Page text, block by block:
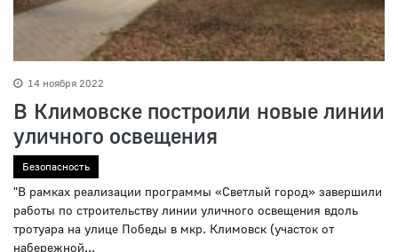
14 ноября 2022
В Климовске построили новые линии
уличного освещения
Безопасность
"В рамках реализации программы «Светлый город» завершили
работы по строительству линии уличного освещения вдоль
тротуара на улице Победы в мкр. Климовск (участок от
набережной...